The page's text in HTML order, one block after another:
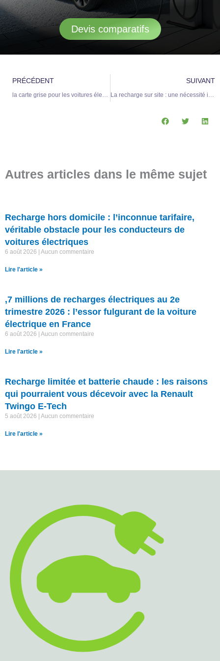
Devis comparatifs
Précédent
PRÉCÉDENT SUIVANT
Autres articles dans le même sujet
Recharge hors domicile : l’inconnue tarifaire,
véritable obstacle pour les conducteurs de
voitures électriques
6 août 2026 Aucun commentaire
Lire l'article »
,7 millions de recharges électriques au 2e
trimestre 2026 : l’essor fulgurant de la voiture
électrique en France
6 août 2026 Aucun commentaire
Lire l'article »
Recharge limitée et batterie chaude : les raisons
qui pourraient vous décevoir avec la Renault
Twingo E-Tech
5 août 2026 Aucun commentaire
Lire l'article »